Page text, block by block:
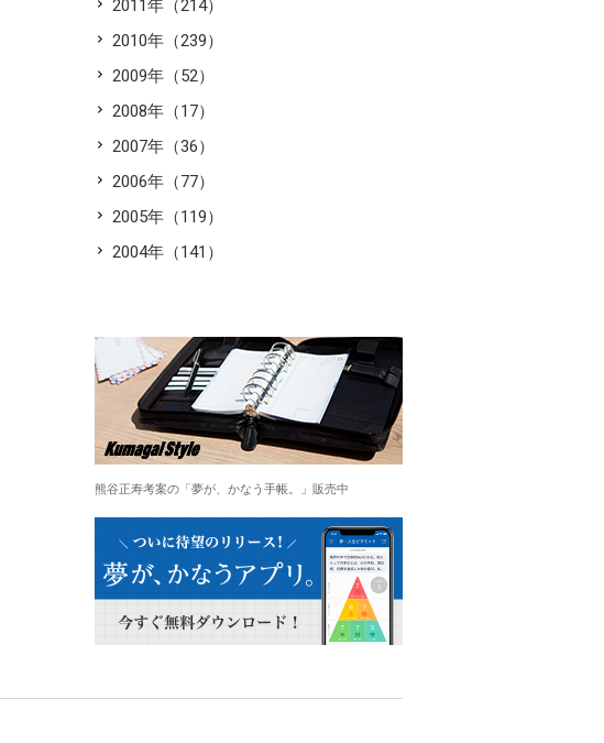
2011年（214）
2010年（239）
2009年（52）
2008年（17）
2007年（36）
2006年（77）
2005年（119）
2004年（141）
熊谷正寿考案の「夢が、かなう手帳。」販売中